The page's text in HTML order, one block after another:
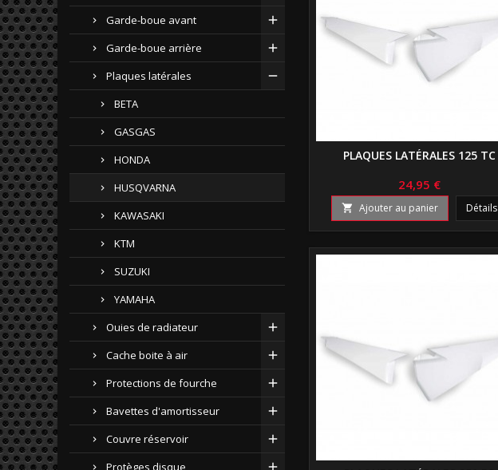
Garde-boue avant
Garde-boue arrière
Plaques latérales
BETA
GASGAS
HONDA
HUSQVARNA
KAWASAKI
KTM
SUZUKI
YAMAHA
Ouies de radiateur
Cache boite à air
Protections de fourche
Bavettes d'amortisseur
Couvre réservoir
Protèges disque
PLAQUES LATÉRALES 125 TC
24,95 €
 Ajouter au panier Détails